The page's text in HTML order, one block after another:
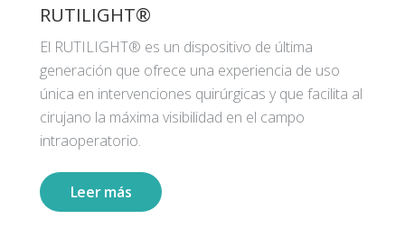
RUTILIGHT®
El RUTILIGHT® es un dispositivo de última
generación que ofrece una experiencia de uso
única en intervenciones quirúrgicas y que facilita al
cirujano la máxima visibilidad en el campo
intraoperatorio.
Leer más